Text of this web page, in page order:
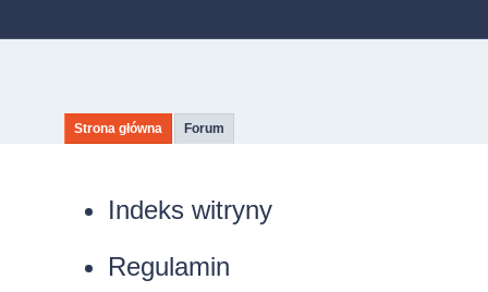
Strona główna Forum
Indeks witryny
Regulamin